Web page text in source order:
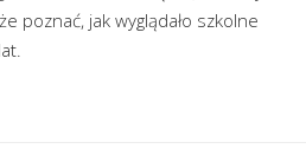
poznać, jak wyglądało szkolne